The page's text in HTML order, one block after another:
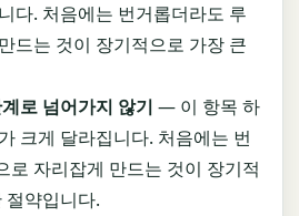
다. 처음에는 번거롭더라도 루
드는 것이 장기적으로 가장 큰
로 넘어가지 않기 — 이 항목 하
크게 달라집니다. 처음에는 번
로 자리잡게 만드는 것이 장기적
절약입니다.